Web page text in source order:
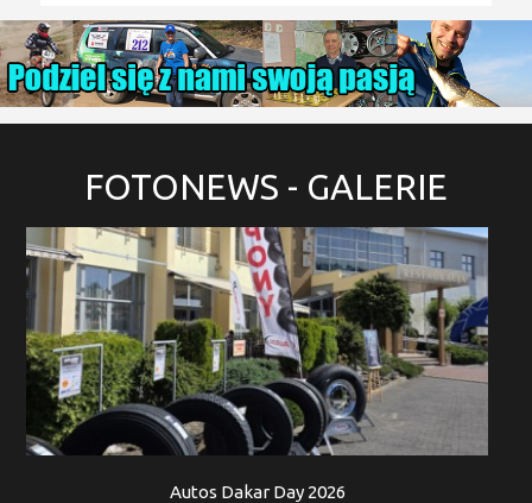
FOTONEWS - GALERIE
Autos Dakar Day 2026